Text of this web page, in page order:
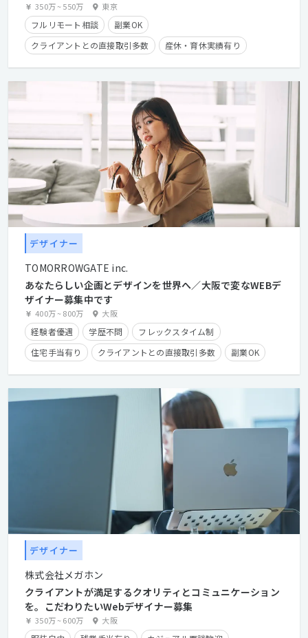
350万~550万 東京
フルリモート相談
副業OK
クライアントとの直接取引多数
産休・育休実績有り
長期休暇有り
時短勤務有り 在宅勤務可
学歴不問
デザイナー
TOMORROWGATE inc.
あなたらしい企画とデザインを世界へ／大阪で変なWEBデ
ザイナー募集中です
400万~800万 大阪
経験者優遇 学歴不問
フレックスタイム制
住宅手当有り
クライアントとの直接取引多数 副業OK
デザイナー
株式会社メガホン
クライアントが満足するクオリティとコミュニケーション
を。こだわりたいWebデザイナー募集
350万~600万 大阪